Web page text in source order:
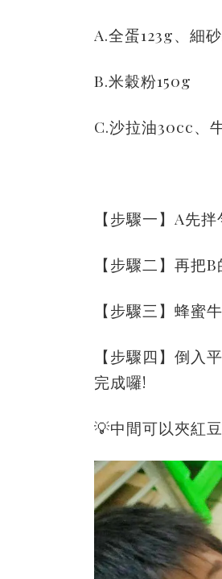
A.全蛋123g、細
B.米穀粉150g
C.沙拉油30cc、
【步驟一】A先
【步驟二】再把
【步驟三】蜂蜜
【步驟四】倒入
完成囉!
💡中間可以夾紅